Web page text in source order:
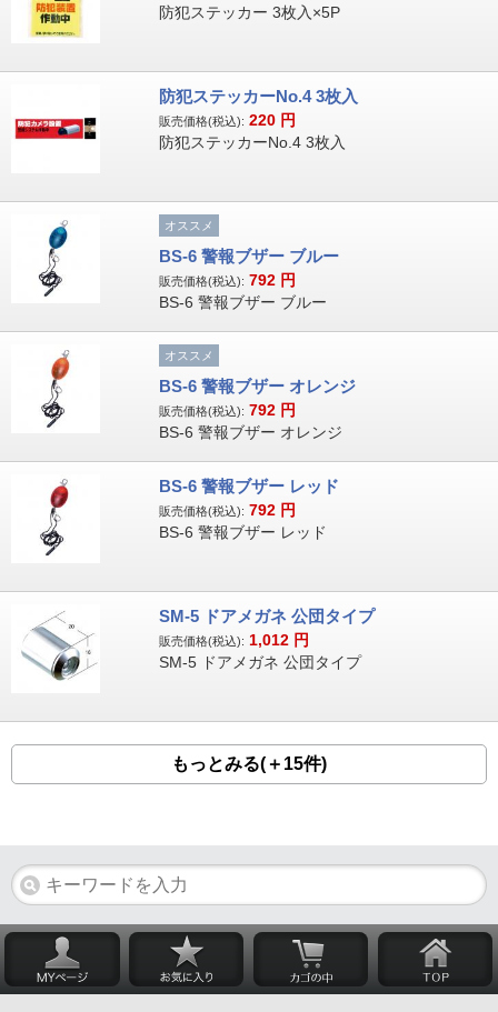
防犯ステッカー 3枚入×5P
防犯ステッカーNo.4 3枚入
販売価格(税込): 220 円
防犯ステッカーNo.4 3枚入
オススメ
BS-6 警報ブザー ブルー
販売価格(税込): 792 円
BS-6 警報ブザー ブルー
オススメ
BS-6 警報ブザー オレンジ
販売価格(税込): 792 円
BS-6 警報ブザー オレンジ
BS-6 警報ブザー レッド
販売価格(税込): 792 円
BS-6 警報ブザー レッド
SM-5 ドアメガネ 公団タイプ
販売価格(税込): 1,012 円
SM-5 ドアメガネ 公団タイプ
もっとみる(＋15件)